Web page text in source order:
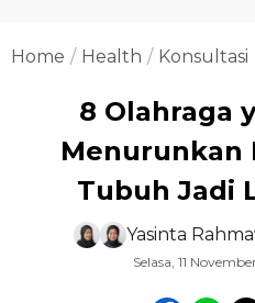
Home Health Konsultasi
8 Olahraga
Menurunkan
Tubuh Jadi
Yasinta
Selasa, 11